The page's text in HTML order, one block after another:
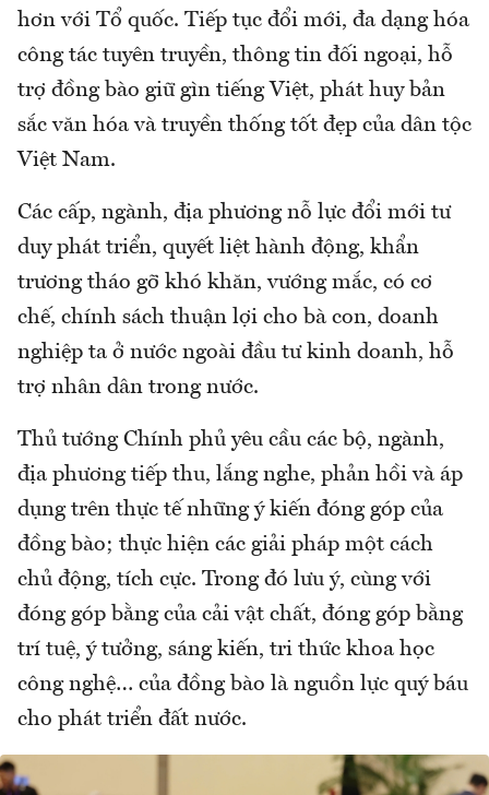
hơn với Tổ quốc. Tiếp tục đổi mới, đa dạng hóa
công tác tuyên truyền, thông tin đối ngoại, hỗ
trợ đồng bào giữ gìn tiếng Việt, phát huy bản
sắc văn hóa và truyền thống tốt đẹp của dân tộc
Việt Nam.
Các cấp, ngành, địa phương nỗ lực đổi mới tư
duy phát triển, quyết liệt hành động, khẩn
trương tháo gỡ khó khăn, vướng mắc, có cơ
chế, chính sách thuận lợi cho bà con, doanh
nghiệp ta ở nước ngoài đầu tư kinh doanh, hỗ
trợ nhân dân trong nước.
Thủ tướng Chính phủ yêu cầu các bộ, ngành,
địa phương tiếp thu, lắng nghe, phản hồi và áp
dụng trên thực tế những ý kiến đóng góp của
đồng bào; thực hiện các giải pháp một cách
chủ động, tích cực. Trong đó lưu ý, cùng với
đóng góp bằng của cải vật chất, đóng góp bằng
trí tuệ, ý tưởng, sáng kiến, tri thức khoa học
công nghệ… của đồng bào là nguồn lực quý báu
cho phát triển đất nước.